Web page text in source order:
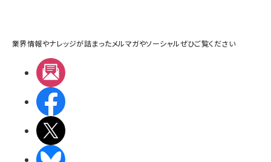
業界情報やナレッジが詰まったメルマガやソーシャルぜひご覧ください